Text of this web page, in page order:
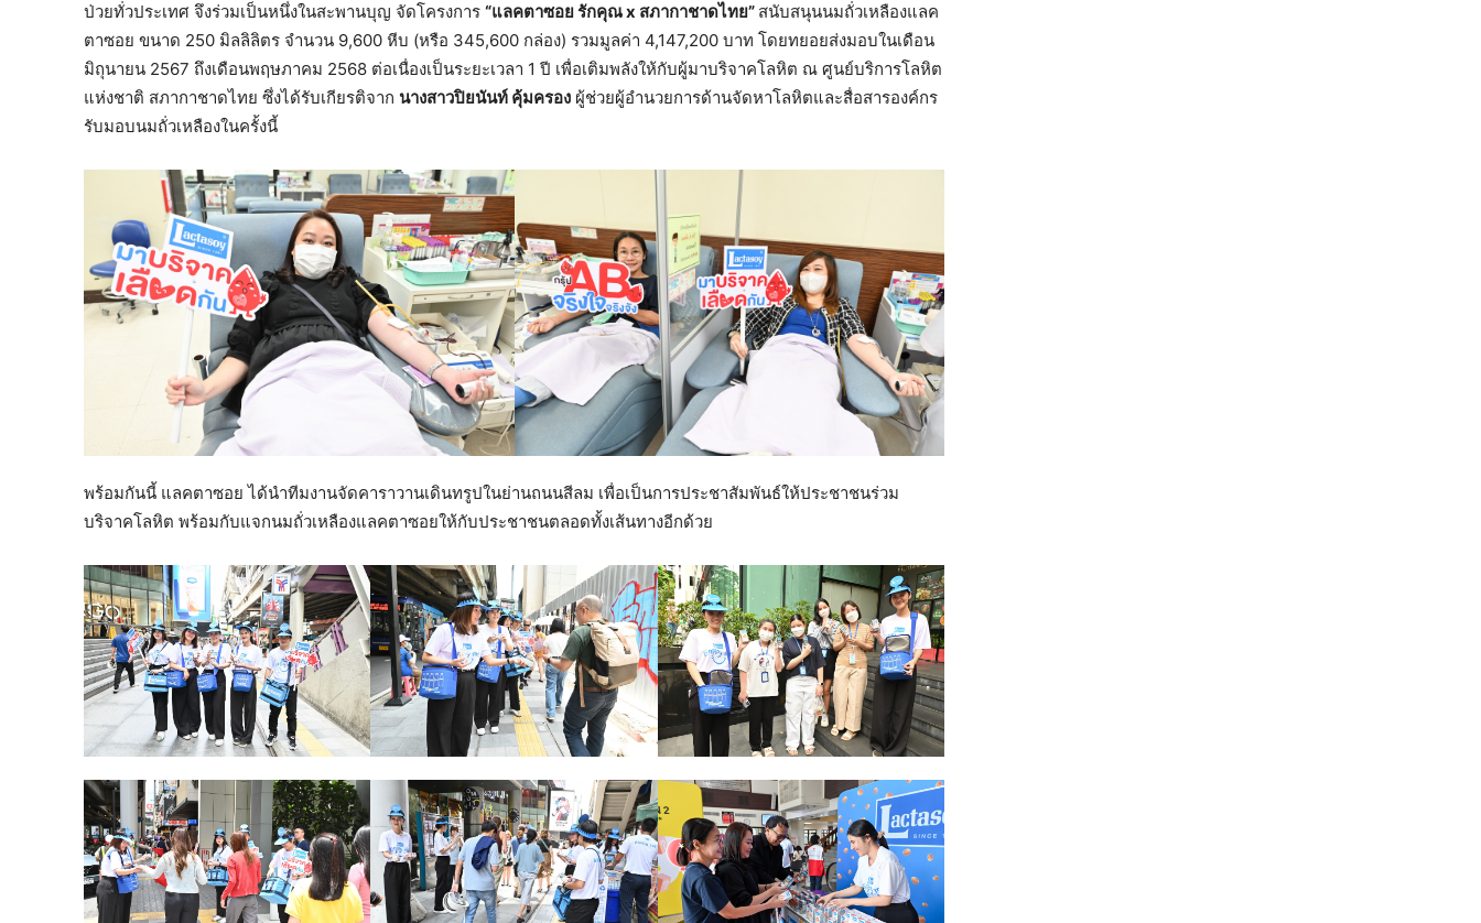
ป่วยทั่วประเทศ จึงร่วมเป็นหนึ่งในสะพานบุญ จัดโครงการ “แลคตาซอย รักคุณx สภากาชาดไทย” สนับสนุนนมถั่วเหลืองแลค
ตาซอย ขนาด 250 มิลลิลิตร จำนวน 9,600 หีบ (หรือ 345,600 กล่อง) รวมมูลค่า 4,147,200 บาท โดยทยอยส่งมอบในเดือน
มิถุนายน 2567 ถึงเดือนพฤษภาคม 2568 ต่อเนื่องเป็นระยะเวลา 1 ปี เพื่อเติมพลังให้กับผู้มาบริจาคโลหิต ณ ศูนย์บริการโลหิต
แห่งชาติ สภากาชาดไทย ซึ่งได้รับเกียรติจาก นางสาวปิยนันท์ คุ้มครอง ผู้ช่วยผู้อำนวยการด้านจัดหาโลหิตและสื่อสารองค์กร
รับมอบนมถั่วเหลืองในครั้งนี้
พร้อมกันนี้ แลคตาซอย ได้นำทีมงานจัดคาราวานเดินทรูปในย่านถนนสีลม เพื่อเป็นการประชาสัมพันธ์ให้ประชาชนร่วม
บริจาคโลหิต พร้อมกับแจกนมถั่วเหลืองแลคตาซอยให้กับประชาชนตลอดทั้งเส้นทางอีกด้วย